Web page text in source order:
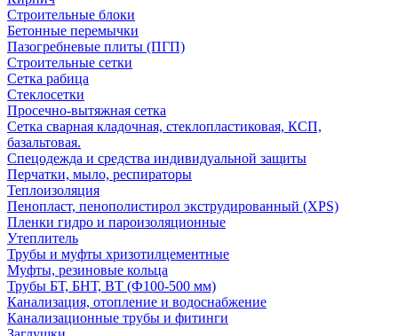
Строительные блоки
Бетонные перемычки
Пазогребневые плиты (ПГП)
Строительные сетки
Сетка рабица
Стеклосетки
Просечно-вытяжная сетка
Сетка сварная кладочная, стеклопластиковая, КСП,
базальтовая.
Спецодежда и средства индивидуальной защиты
Перчатки, мыло, респираторы
Теплоизоляция
Пенопласт, пенополистирол экструдированный (XPS)
Пленки гидро и пароизоляционные
Утеплитель
Трубы и муфты хризотилцементные
Муфты, резиновые кольца
Трубы БТ, БНТ, ВТ (Ф100-500 мм)
Канализация, отопление и водоснабжение
Канализационные трубы и фитинги